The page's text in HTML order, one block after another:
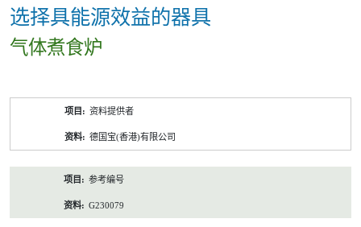
选择具能源效益的器具
气体煮食炉
资料提供者
德国宝(香港)有限公司
参考编号
G230079